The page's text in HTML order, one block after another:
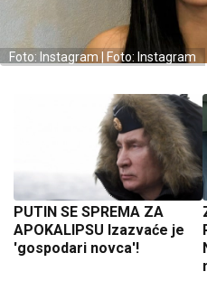
Foto: Instagram | Foto: Instagram
PUTIN SE SPREMA ZA
APOKALIPSU Izazvaće je
'gospodari novca'!